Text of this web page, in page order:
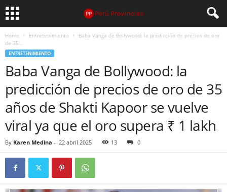
Home Entretenimiento
Baba Vanga de Bollywood: la predicción de precios de oro
de 35...
ENTRETENIMIENTO
Baba Vanga de Bollywood: la
predicción de precios de oro de 35
años de Shakti Kapoor se vuelve
viral ya que el oro supera ₹ 1 lakh
By Karen Medina - 22 abril 2025 13 0